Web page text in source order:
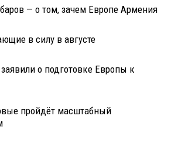
— о том, зачем Европе Армения
в силу в августе
о подготовке Европы к
пройдёт масштабный